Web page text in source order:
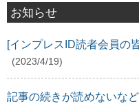
お知らせ
[インプレスID読者会員の
(2023/4/19)
記事の続きが読めないな